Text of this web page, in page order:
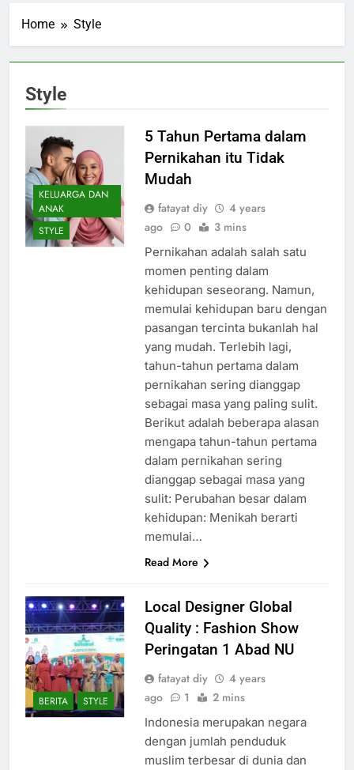
Home Style
Style
KELUARGA DAN
ANAK
STYLE
5 Tahun Pertama dalam
Pernikahan itu Tidak
Mudah
fatayat diy
4 years
ago
0 3 mins
Pernikahan adalah salah satu
momen penting dalam
kehidupan seseorang. Namun,
memulai kehidupan baru dengan
pasangan tercinta bukanlah hal
yang mudah. Terlebih lagi,
tahun-tahun pertama dalam
pernikahan sering dianggap
sebagai masa yang paling sulit.
Berikut adalah beberapa alasan
mengapa tahun-tahun pertama
dalam pernikahan sering
dianggap sebagai masa yang
sulit: Perubahan besar dalam
kehidupan: Menikah berarti
memulai…
Read More
BERITA STYLE
Local Designer Global
Quality : Fashion Show
Peringatan 1 Abad NU
fatayat diy
4 years
ago
1 2 mins
Indonesia merupakan negara
dengan jumlah penduduk
muslim terbesar di dunia dan